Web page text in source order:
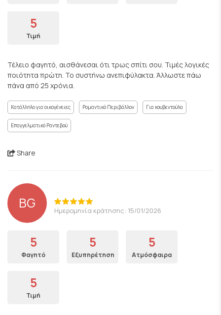
5
Τιμή
Τέλειο φαγητό, αισθάνεσαι ότι τρως σπίτι σου. Τιμές λογικές
ποιότητα πρώτη. Το συστήνω ανεπιφύλακτα. Άλλωστε πάω
πάνα από 25 χρόνια.
Κατάλληλο για οικογένειες Ρομαντικό Περιβάλλον Για κουβεντούλα
Επαγγελματικό Ραντεβού
Share
BG Ημερομηνία κράτησης: 15/01/2026
5
Φαγητό
5
Εξυπηρέτηση
5
Ατμόσφαιρα
5
Τιμή